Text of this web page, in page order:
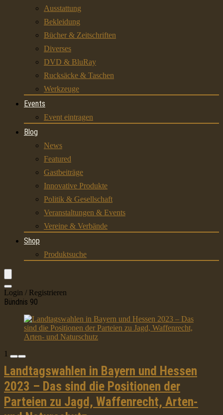
Ausstattung
Bekleidung
Bücher & Zeitschriften
Diverses
DVD & BluRay
Rucksäcke & Taschen
Werkzeuge
Events
Event eintragen
Blog
News
Featured
Gastbeiträge
Innovative Produkte
Politik & Gesellschaft
Veranstaltungen & Events
Vereine & Verbände
Shop
Produktsuche
Login / Registrieren
Bündnis 90
1
Landtagswahlen in Bayern und Hessen
2023 – Das sind die Positionen der
Parteien zu Jagd, Waffenrecht, Arten-